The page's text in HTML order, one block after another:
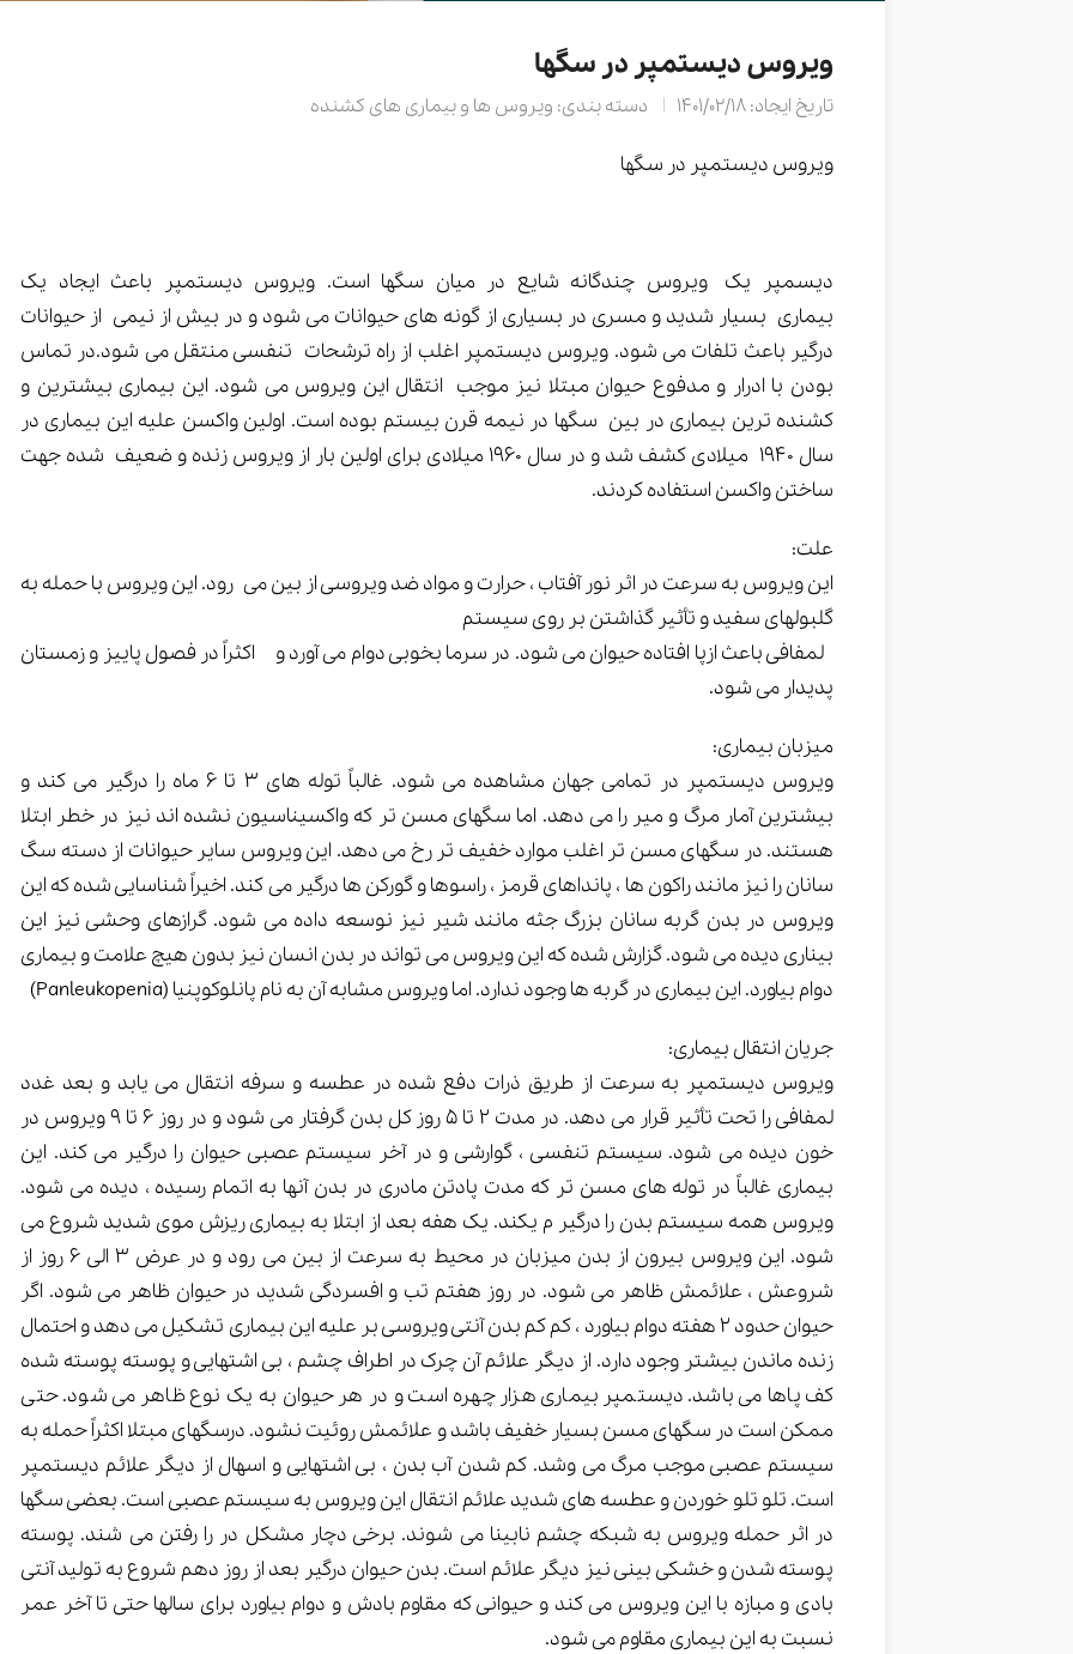
ویروس دیستمپر در سگها
تاریخ ایجاد: 1401/02/18 دسته بندی: ویروس ها و بیماری های کشنده
ویروس دیستمپر در سگها
دیسمپر یک ویروس چندگانه شایع در میان سگها است. ویروس دیستمپر باعث ایجاد یک
بیماری بسیار شدید و مسری در بسیاری از گونه های حیوانات می شود و در بیش از نیمی از حیوانات
درگیر باعث تلفات می شود. ویروس دیستمپر اغلب از راه ترشحات تنفسی منتقل می شود.در تماس
بودن با ادرار و مدفوع حیوان مبتلا نیز موجب انتقال این ویروس می شود. این بیماری بیشترین و
کشنده ترین بیماری در بین سگها در نیمه قرن بیستم بوده است. اولین واکسن علیه این بیماری در
سال 1940 میلادی کشف شد و در سال 1960 میلادی برای اولین بار از ویروس زنده و ضعیف شده جهت
ساختن واکسن استفاده کردند.
علت:
این ویروس به سرعت در اثر نور آفتاب ، حرارت و مواد ضد ویروسی از بین می رود. این ویروس با حمله به
گلبولهای سفید و تأثیر گذاشتن بر روی سیستم
لمفافی باعث ازپا افتاده حیوان می شود. در سرما بخوبی دوام می آورد و اکثراً در فصول پاییز و زمستان
پدیدار می شود.
میزبان بیماری:
ویروس دیستمپر در تمامی جهان مشاهده می شود. غالباً توله های 3 تا 6 ماه را درگیر می کند و
بیشترین آمار مرگ و میر را می دهد. اما سگهای مسن تر که واکسیناسیون نشده اند نیز در خطر ابتلا
هستند. در سگهای مسن تر اغلب موارد خفیف تر رخ می دهد. این ویروس سایر حیوانات از دسته سگ
سانان را نیز مانند راکون ها ، پانداهای قرمز ، راسوها و گورکن ها درگیر می کند. اخیراً شناسایی شده که این
ویروس در بدن گربه سانان بزرگ جثه مانند شیر نیز نوسعه داده می شود. گرازهای وحشی نیز این
بیناری دیده می شود. گزارش شده که این ویروس می تواند در بدن انسان نیز بدون هیچ علامت و بیماری
دوام بیاورد. این بیماری در گربه ها وجود ندارد. اما ویروس مشابه آن به نام پانلوکوپنیا (Panleukopenia)
جریان انتقال بیماری:
ویروس دیستمپر به سرعت از طریق ذرات دفع شده در عطسه و سرفه انتقال می یابد و بعد غدد
لمفافی را تحت تأثیر قرار می دهد. در مدت 2 تا 5 روز کل بدن گرفتار می شود و در روز 6 تا 9 ویروس در
خون دیده می شود. سیستم تنفسی ، گوارشی و در آخر سیستم عصبی حیوان را درگیر می کند. این
بیماری غالباً در توله های مسن تر که مدت پادتن مادری در بدن آنها به اتمام رسیده ، دیده می شود.
ویروس همه سیستم بدن را درگیر م یکند. یک هفه بعد از ابتلا به بیماری ریزش موی شدید شروع می
شود. این ویروس بیرون از بدن میزبان در محیط به سرعت از بین می رود و در عرض 3 الی 6 روز از
شروعش ، علائمش ظاهر می شود. در روز هفتم تب و افسردگی شدید در حیوان ظاهر می شود. اگر
حیوان حدود 2 هفته دوام بیاورد ، کم کم بدن آنتی ویروسی بر علیه این بیماری تشکیل می دهد و احتمال
زنده ماندن بیشتر وجود دارد. از دیگر علائم آن چرک در اطراف چشم ، بی اشتهایی و پوسته پوسته شده
کف پاها می باشد. دیستمپر بیماری هزار چهره است و در هر حیوان به یک نوع ظاهر می شود. حتی
ممکن است در سگهای مسن بسیار خفیف باشد و علائمش روئیت نشود. درسگهای مبتلا اکثراً حمله به
سیستم عصبی موجب مرگ می وشد. کم شدن آب بدن ، بی اشتهایی و اسهال از دیگر علائم دیستمپر
است. تلو تلو خوردن و عطسه های شدید علائم انتقال این ویروس به سیستم عصبی است. بعضی سگها
در اثر حمله ویروس به شبکه چشم نابینا می شوند. برخی دچار مشکل در را رفتن می شند. پوسته
پوسته شدن و خشکی بینی نیز دیگر علائم است. بدن حیوان درگیر بعد از روز دهم شروع به تولید آنتی
بادی و مبازه با این ویروس می کند و حیوانی که مقاوم بادش و دوام بیاورد برای سالها حتی تا آخر عمر
نسبت به این بیماری مقاوم می شود.